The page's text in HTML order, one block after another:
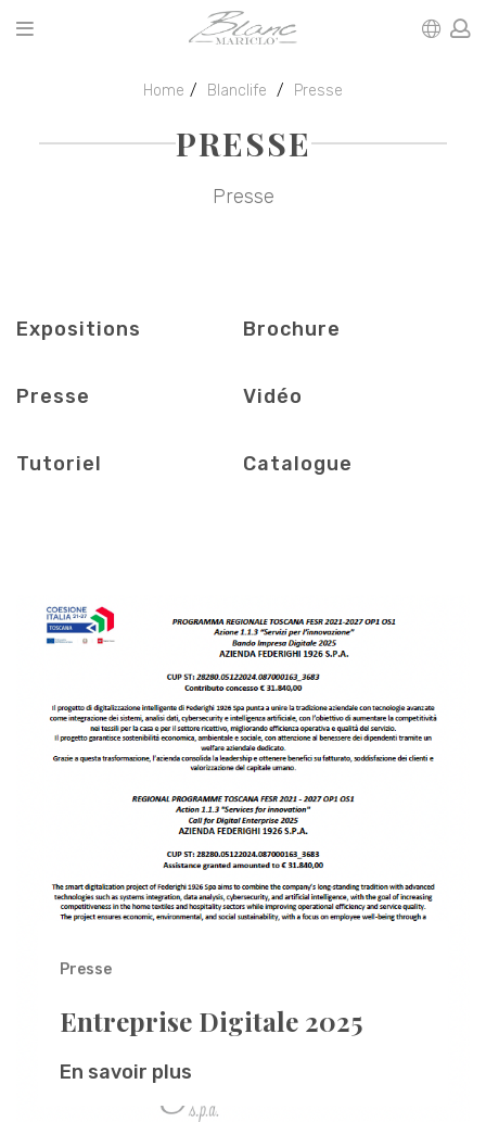
Home Blanclife Presse
PRESSE
Presse
Expositions Brochure
Presse Vidéo
Tutoriel Catalogue
Presse
Entreprise Digitale 2025
En savoir plus